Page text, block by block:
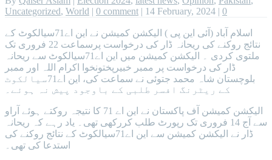
Uncategorized, World | 0 comment | 14 February, 2024 | 0
اسلام آباد (آئی این پی ) الیکشن کمیشن نے این اے71سیالکوٹ کے
نتائج روکنے کی ریحانہ ڈار کی درخواست پرسماعت 22 فروری تک
ملتوی کردی ۔ الیکشن کمیشن میں این اے71سیالکوٹ سے ریحانہ
ڈار کی درخواست پر ممبر خبیرپختونخوا اکرام اللہ اور ممبر
بلوچستان شاہ محمد جتوئی نے سماعت کی، این اے71سیالکوٹ
کے ریٹرنگ افسر طلبی کے باوجود پیش نہ ہوئے۔
الیکشن کمیشن آف پاکستان نے این اے 71 کا نتیجہ روکتے ہوئے آراو
سے آج 14 فروری تک رپورٹ طلب کررکھی تھی۔ یاد رہے کہ ریحانہ
ڈار نے الیکشن کمیشن سے این اے71سیالکوٹ کے نتائج روکنے کی
استدعا کی تھی۔